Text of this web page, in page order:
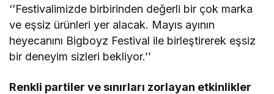
‘’Festivalimizde birbirinden değerli bir çok marka
ve eşsiz ürünleri yer alacak. Mayıs ayının
heyecanını Bigboyz Festival ile birleştirerek eşsiz
bir deneyim sizleri bekliyor.’’
Renkli partiler ve sınırları zorlayan etkinlikler